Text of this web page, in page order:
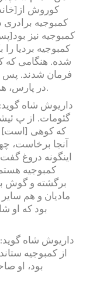
کوروش
کمبوجیه برادری
کمبوجیه نیز
کمبوجیه بردیا
شده. هنگامی که
فرمان شدند. پس
در پارس، هم در ماد، و هم در سایر سرزمین‌ها.
گئومات. از پ
که کوهی [است]
آنجا برخاست،
اینگونه دروغ
کمبوجیه
برگشته و گوش
بود که او
از کمبوجیه
بود، او